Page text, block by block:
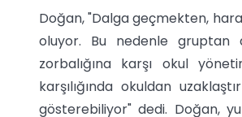
Doğan, "Dalga geçmekten,
oluyor. Bu nedenle gruptan
zorbalığına karşı okul
karşılığında okuldan
gösterebiliyor" dedi. Doğan,